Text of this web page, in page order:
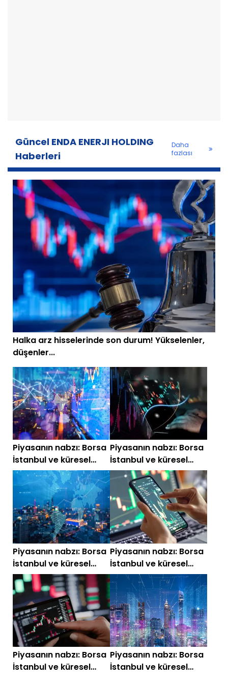
Güncel ENDA ENERJI HOLDING
Haberleri
Daha
fazlası
Halka arz hisselerinde son durum! Yükselenler,
düşenler...
Piyasanın nabzı: Borsa
İstanbul ve küresel
piyasalarda gün
başlarken (23
Temmuz)
Piyasanın nabzı: Borsa
İstanbul ve küresel
piyasalarda gün
başlarken (22
Temmuz)
Piyasanın nabzı: Borsa
İstanbul ve küresel
piyasalarda gün
başlarken (17
Temmuz)
Piyasanın nabzı: Borsa
İstanbul ve küresel
piyasalarda gün
başlarken (16
Temmuz)
Piyasanın nabzı: Borsa
İstanbul ve küresel
Piyasanın nabzı: Borsa
İstanbul ve küresel